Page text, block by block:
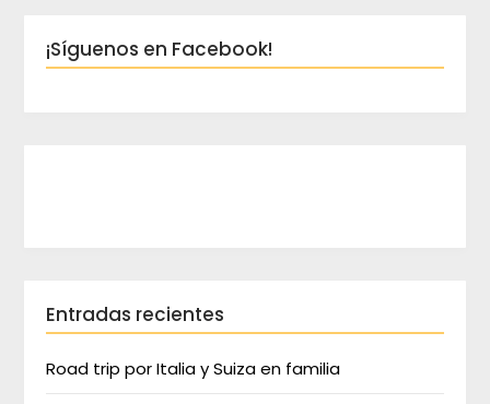
¡Síguenos en Facebook!
Entradas recientes
Road trip por Italia y Suiza en familia